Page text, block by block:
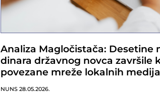
Analiza Magločistača: Desetine
dinara državnog novca završile
povezane mreže lokalnih medija
NUNS 28.05.2026.